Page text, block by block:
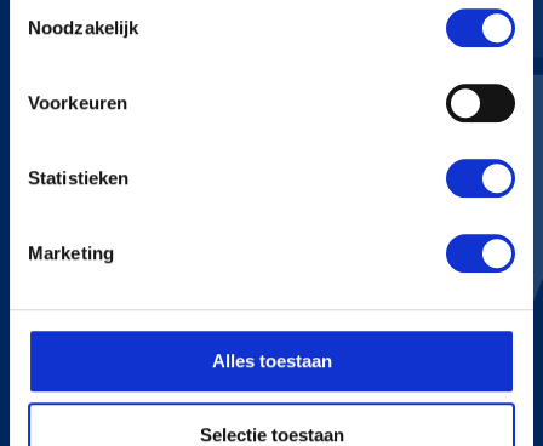
Noodzakelijk
Voorkeuren
Statistieken
Marketing
Alles toestaan
Selectie toestaan
+31 165 534 222
info@kerstensvoeten.nl